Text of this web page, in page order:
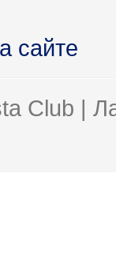
сайте
Club |